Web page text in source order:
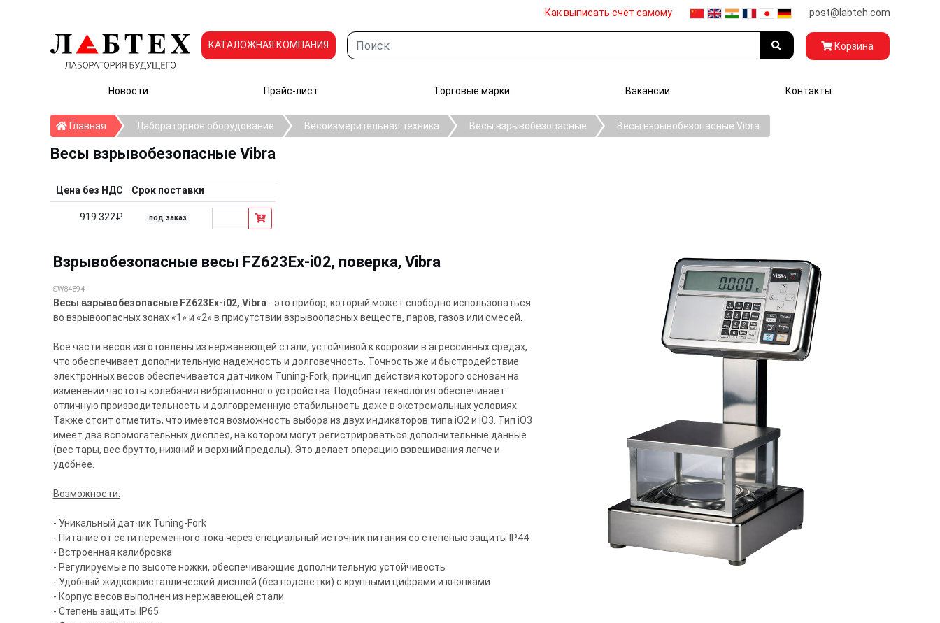
Как выписать счёт самому post@labteh.com
КАТАЛОЖНАЯ КОМПАНИЯ Корзина
Новости Прайс-лист Торговые марки Вакансии Контакты
ГлавнаяГлавнаяЛабораторное оборудование Весоизмерительная техника Весы взрывобезопасные Весы взрывобезопасные Vibra
Весы взрывобезопасные Vibra
Цена без НДС Срок поставки
919 322₽ под заказ
Взрывобезопасные весы FZ623Ex-i02, поверка, Vibra
SW84894
Весы взрывобезопасные FZ623Ex-i02, Vibra- это прибор, который может свободно использоваться
во взрывоопасных зонах «1» и «2» в присутствии взрывоопасных веществ, паров, газов или смесей.
Все части весов изготовлены из нержавеющей стали, устойчивой к коррозии в агрессивных средах,
что обеспечивает дополнительную надежность и долговечность. Точность же и быстродействие
электронных весов обеспечивается датчиком Tuning-Fork, принцип действия которого основан на
изменении частоты колебания вибрационного устройства. Подобная технология обеспечивает
отличную производительность и долговременную стабильность даже в экстремальных условиях.
Также стоит отметить, что имеется возможность выбора из двух индикаторов типа iO2 и iO3. Тип iO3
имеет два вспомогательных дисплея, на котором могут регистрироваться дополнительные данные
(вес тары, вес брутто, нижний и верхний пределы). Это делает операцию взвешивания легче и
удобнее.
Возможности:
- Уникальный датчик Tuning-Fork
- Питание от сети переменного тока через специальный источник питания со степенью защиты IP44
- Встроенная калибровка
- Регулируемые по высоте ножки, обеспечивающие дополнительную устойчивость
- Удобный жидкокристаллический дисплей (без подсветки) с крупными цифрами и кнопками
- Корпус весов выполнен из нержавеющей стали
- Степень защиты IP65